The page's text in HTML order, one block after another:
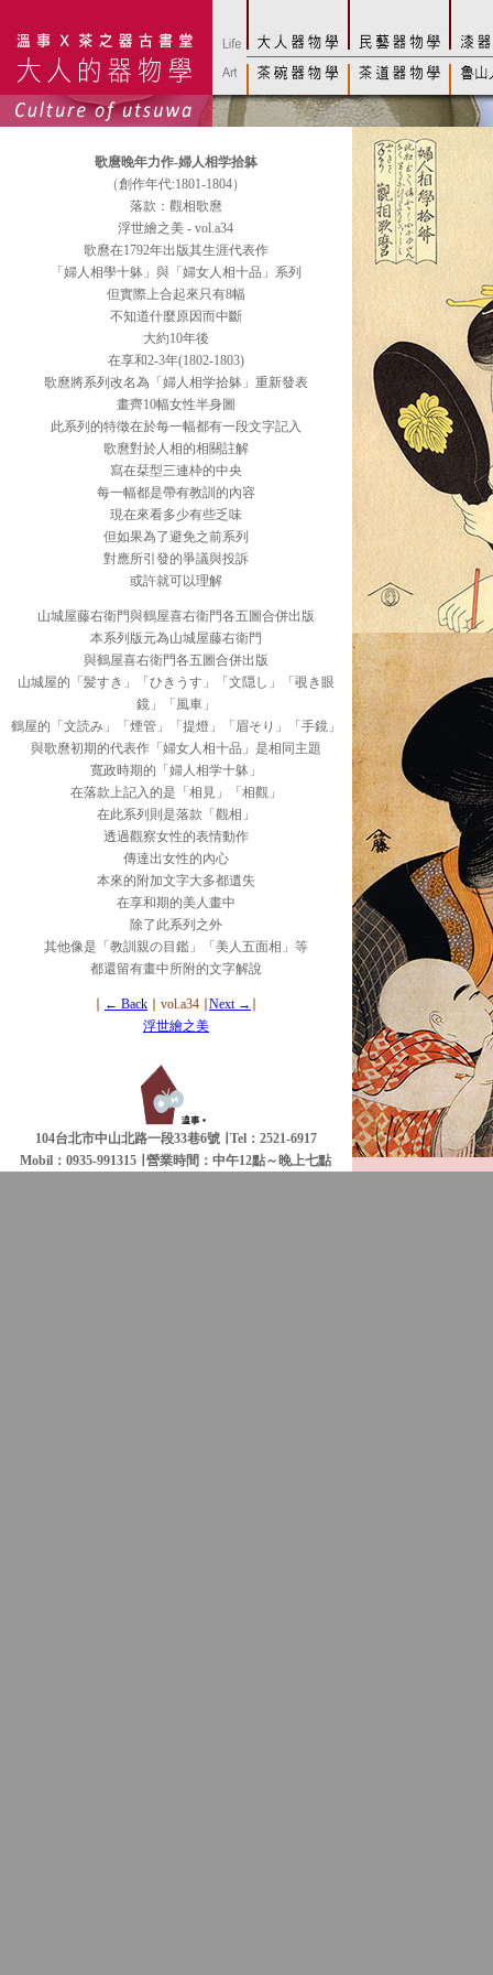
歌麿晚年力作-婦人相学拾躰
（創作年代:1801-1804）
落款：觀相歌麿
浮世繪之美 - vol.a34
歌麿在1792年出版其生涯代表作
「婦人相學十躰」與「婦女人相十品」系列
但實際上合起來只有8幅
不知道什麼原因而中斷
大約10年後
在享和2-3年(1802-1803)
歌麿將系列改名為「婦人相学拾躰」重新發表
畫齊10幅女性半身圖
此系列的特徵在於每一幅都有一段文字記入
歌麿對於人相的相關註解
寫在栞型三連枠的中央
每一幅都是帶有教訓的內容
現在來看多少有些乏味
但如果為了避免之前系列
對應所引發的爭議與投訴
或許就可以理解
山城屋藤右衛門與鶴屋喜右衛門各五圖合併出版
本系列版元為山城屋藤右衛門
與鶴屋喜右衛門各五圖合併出版
山城屋的「髪すき」「ひきうす」「文隠し」「覗き眼
鏡」「風車」
鶴屋的「文読み」「煙管」「提燈」「眉そり」「手鏡」
與歌麿初期的代表作「婦女人相十品」是相同主題
寬政時期的「婦人相学十躰」
在落款上記入的是「相見」「相觀」
在此系列則是落款「觀相」
透過觀察女性的表情動作
傳達出女性的內心
本來的附加文字大多都遺失
在享和期的美人畫中
除了此系列之外
其他像是「教訓親の目鑑」「美人五面相」等
都還留有畫中所附的文字解說
← Back ∣ vol.a34 ∣ Next →
浮世繪之美
104台北市中山北路一段33巷6號 ∣ Tel：2521-6917
Mobil：0935-991315 ∣
營業時間：中午12點～晚上七點